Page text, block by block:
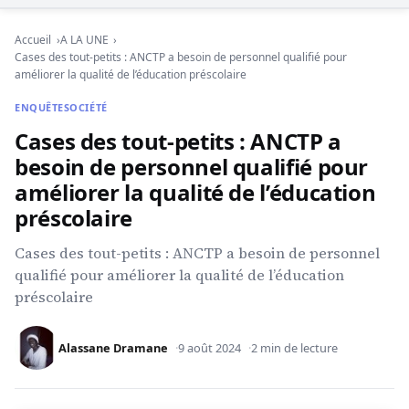
Accueil
A LA UNE
Cases des tout-petits : ANCTP a besoin de personnel qualifié pour
améliorer la qualité de l’éducation préscolaire
ENQUÊTESOCIÉTÉ
Cases des tout-petits : ANCTP a
besoin de personnel qualifié pour
améliorer la qualité de l’éducation
préscolaire
Cases des tout-petits : ANCTP a besoin de personnel
qualifié pour améliorer la qualité de l’éducation
préscolaire
Alassane Dramane 9 août 2024 2 min de lecture